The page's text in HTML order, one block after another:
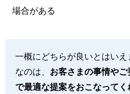
場合がある
一概にどちらが良いとはいえ
なのは、 お客さまの事情や
で最適な提案をおこなって